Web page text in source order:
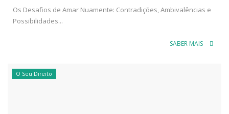
Os Desafios de Amar Nuamente: Contradições, Ambivalências e
Possibilidades...
SABER MAIS
O Seu Direito